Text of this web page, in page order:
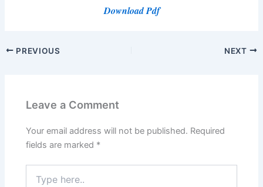
Download Pdf
PREVIOUS NEXT
Leave a Comment
Your email address will not be published. Required
fields are marked *
here..